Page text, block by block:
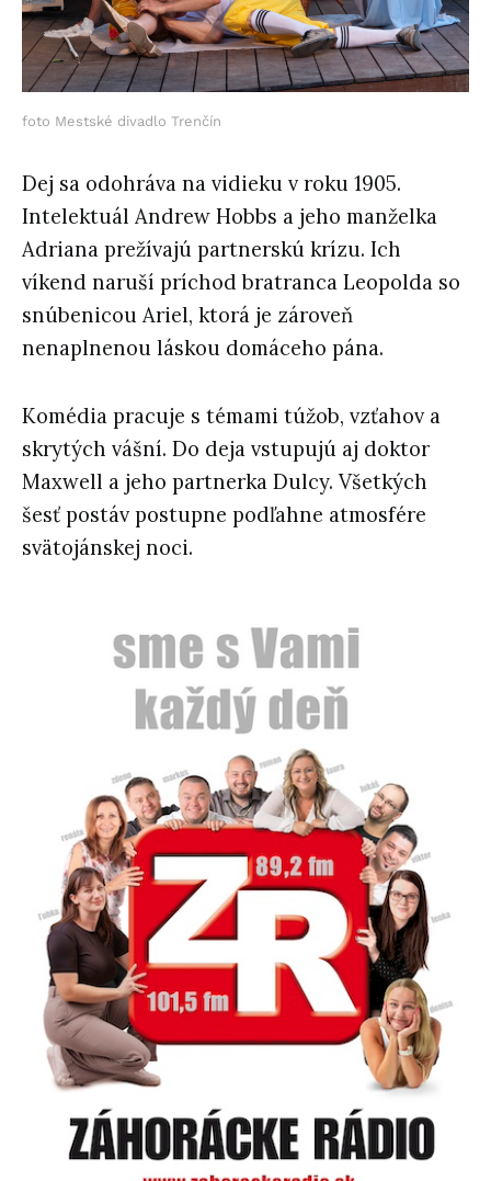
foto Mestské divadlo Trenčín
Dej sa odohráva na vidieku v roku 1905.
Intelektuál Andrew Hobbs a jeho manželka
Adriana prežívajú partnerskú krízu. Ich
víkend naruší príchod bratranca Leopolda so
snúbenicou Ariel, ktorá je zároveň
nenaplnenou láskou domáceho pána.
Komédia pracuje s témami túžob, vzťahov a
skrytých vášní. Do deja vstupujú aj doktor
Maxwell a jeho partnerka Dulcy. Všetkých
šesť postáv postupne podľahne atmosfére
svätojánskej noci.